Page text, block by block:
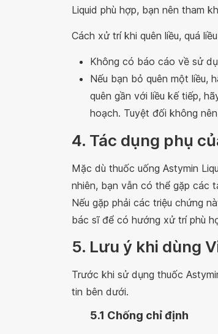
Liquid phù hợp, bạn nên tham
Cách xử trí khi quên liều, quá
Không có báo cáo về sử
Nếu bạn bỏ quên một liều,
quên gần với liều kế tiếp,
hoạch. Tuyệt đối không
4. Tác dụng phụ
Mặc dù thuốc uống Astymin
nhiên, bạn vẫn có thể gặp các
Nếu gặp phải các triệu chứng
bác sĩ để có hướng xử trí phù
5. Lưu ý khi dùng
Trước khi sử dụng thuốc
tin bên dưới.
5.1 Chống chỉ định